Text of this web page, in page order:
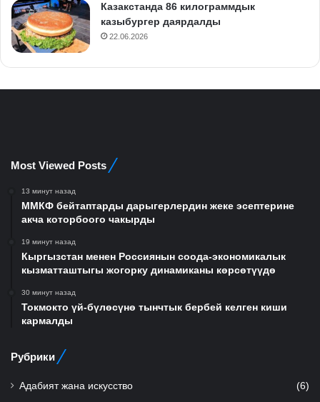
Казакстанда 86 килограммдык
казыбургер даярдалды
22.06.2026
Most Viewed Posts
13 минут назад
ММКФ бейтаптарды дарыгерлердин жеке эсептерине
акча которбоого чакырды
19 минут назад
Кыргызстан менен Россиянын соода-экономикалык
кызматташтыгы жогорку динамиканы көрсөтүүдө
30 минут назад
Токмокто үй-бүлөсүнө тынчтык бербей келген киши
кармалды
Рубрики
Адабият жана искусство (6)